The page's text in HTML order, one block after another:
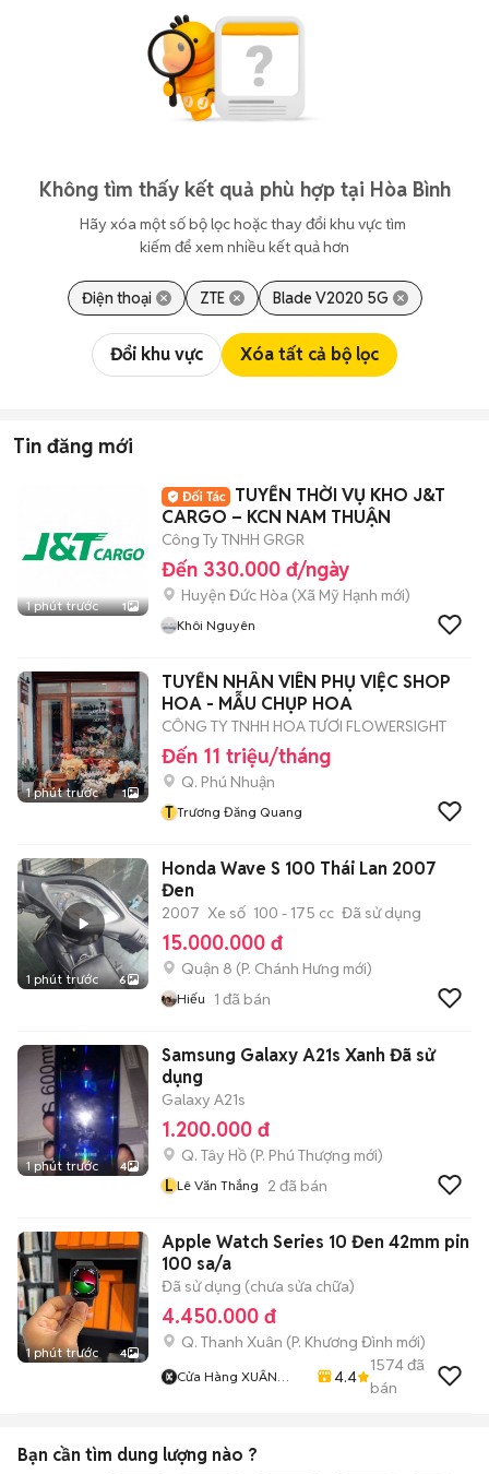
Không tìm thấy kết quả phù hợp tại Hòa Bình
Hãy xóa một số bộ lọc hoặc thay đổi khu vực tìm
kiếm để xem nhiều kết quả hơn
Điện thoại ZTE Blade V2020 5G
Đổi khu vực Xóa tất cả bộ lọc
Tin đăng mới
1 phút trước 1
TUYỂN THỜI VỤ KHO J&T
CARGO – KCN NAM THUẬN
Công Ty TNHH GRGR
Đến 330.000 đ/ngày
Huyện Đức Hòa (Xã Mỹ Hạnh mới)
Khôi Nguyên
1 phút trước 1
TUYỂN NHÂN VIÊN PHỤ VIỆC SHOP
HOA - MẪU CHỤP HOA
CÔNG TY TNHH HOA TƯƠI FLOWERSIGHT
Đến 11 triệu/tháng
Q. Phú Nhuận
T Trương Đăng Quang
1 phút trước 6
Honda Wave S 100 Thái Lan 2007
Đen
2007 Xe số 100 - 175 cc Đã sử dụng
15.000.000 đ
Quận 8 (P. Chánh Hưng mới)
Hiếu 1 đã bán
1 phút trước 4
Samsung Galaxy A21s Xanh Đã sử
dụng
Galaxy A21s
1.200.000 đ
Q. Tây Hồ (P. Phú Thượng mới)
L Lê Văn Thắng 2 đã bán
1 phút trước 4
Apple Watch Series 10 Đen 42mm pin
100 sa/a
Đã sử dụng (chưa sửa chữa)
4.450.000 đ
Q. Thanh Xuân (P. Khương Đình mới)
Cửa Hàng XUÂN
4.4
1574đã
bán
Bạn cần tìm dung lượng nào ?